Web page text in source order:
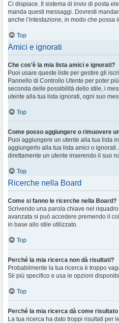
Ci dispiace. Il sistema di invio di posta
manda questi messaggi. Dovresti
anche l’intestazione, in modo che possa
Top
Amici e ignorati
Che cos’è la mia lista amici e ignorati?
Puoi usare queste liste per gestire gli
Pannello di Controllo Utente per poter
seconda delle possibilità dello stile, i
utente alla tua lista ignorati, ogni suo
Top
Come posso aggiungere o rimuovere
Puoi aggiungere un utente alla tua lista
aggiungerlo alla tua lista amici o
direttamente un utente inserendo il suo
Top
Ricerche nella Board
Come si fanno le ricerche nella Board?
Scrivendo una parola chiave nel
avanzata si può accedere premendo il
in base allo stile utilizzato.
Top
Perché la mia ricerca non dà risultati?
Probabilmente la tua ricerca è troppo
Sii più specifico e usa le opzioni
Top
Perché la mia ricerca dà come
La tua ricerca ha dato troppi risultati per